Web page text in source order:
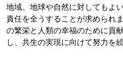
地域、地球や自然に対してもよ
責任を全うすることが求められ
の繁栄と人類の幸福のために貢
し、共生の実現に向けて努力を